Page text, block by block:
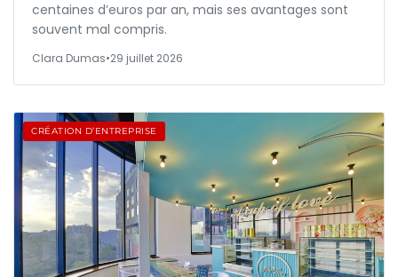
centaines d’euros par an, mais ses avantages sont
souvent mal compris.
Clara Dumas•29 juillet 2026
CRÉATION D’ENTREPRISE